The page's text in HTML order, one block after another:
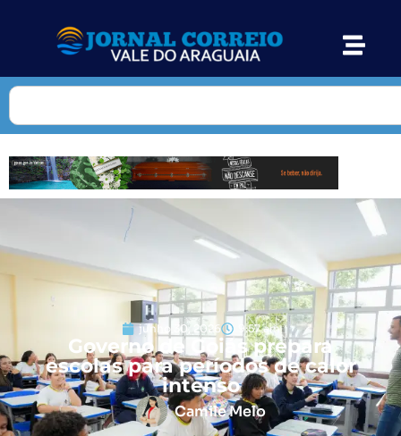
junho 30, 2026 9:57 am
Governo de Goiás prepara
escolas para períodos de calor
intenso
Camile Melo